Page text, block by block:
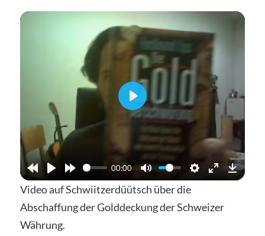
00:00
Abspielen
Video auf Schwiitzerdüütsch über die
Abschaffung der Golddeckung der Schweizer
Währung.